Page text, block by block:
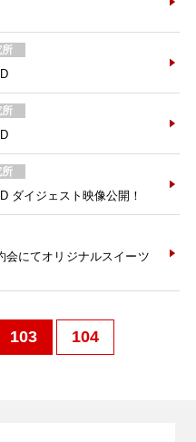
ダイジェスト映像公開！
会にてオリジナルスイーツ
103 104